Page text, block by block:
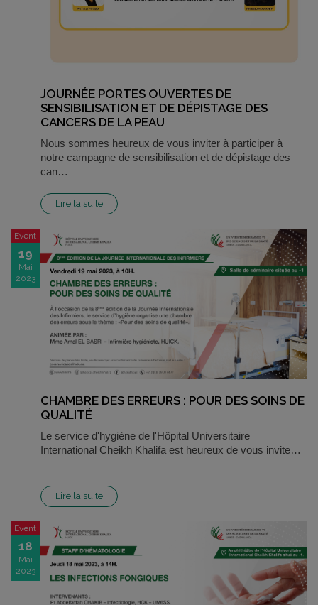
JOURNÉE PORTES OUVERTES DE
SENSIBILISATION ET DE DÉPISTAGE DES
CANCERS DE LA PEAU
Nous sommes heureux de vous inviter à participer à
notre campagne de sensibilisation et de dépistage des
can…
Lire la suite
Event
19
Mai
2023
CHAMBRE DES ERREURS : POUR DES SOINS DE
QUALITÉ
Le service d'hygiène de l'Hôpital Universitaire
International Cheikh Khalifa est heureux de vous invite…
Lire la suite
Event
18
Mai
2023